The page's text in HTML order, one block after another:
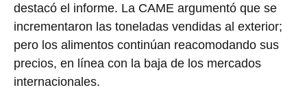
destacó el informe. La CAME argumentó que se
incrementaron las toneladas vendidas al exterior;
pero los alimentos continúan reacomodando sus
precios, en línea con la baja de los mercados
internacionales.